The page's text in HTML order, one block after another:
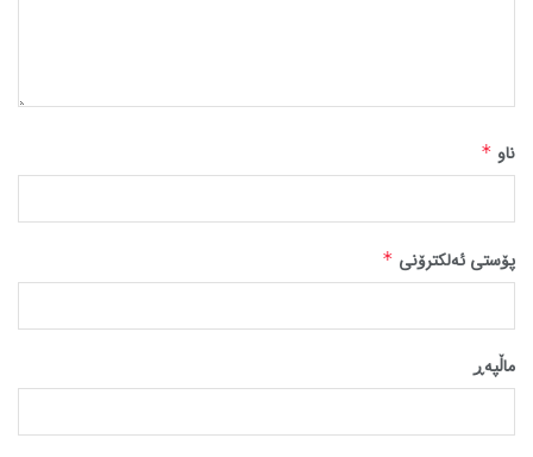
ناو *
پۆستی ئەلکترۆنی *
ماڵپه‌ڕ